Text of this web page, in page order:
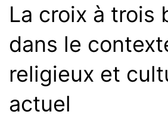
La croix à trois
dans le
religieux et
actuel